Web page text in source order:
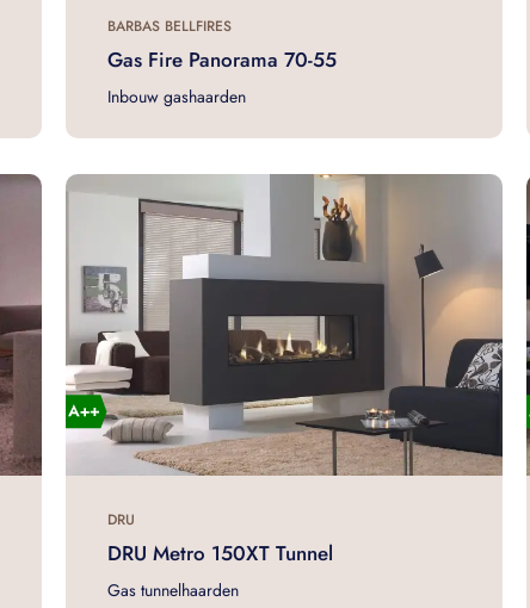
BARBAS BELLFIRES
Gas Fire Panorama 70-55
Inbouw gashaarden
DRU
DRU Metro 150XT Tunnel
Gas tunnelhaarden